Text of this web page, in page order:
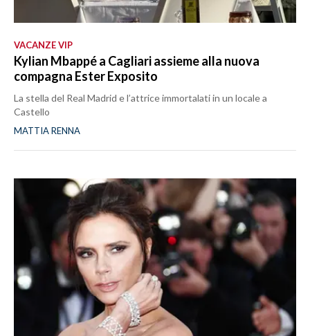
VACANZE VIP
Kylian Mbappé a Cagliari assieme alla nuova
compagna Ester Exposito
La stella del Real Madrid e l’attrice immortalati in un locale a
Castello
MATTIA RENNA